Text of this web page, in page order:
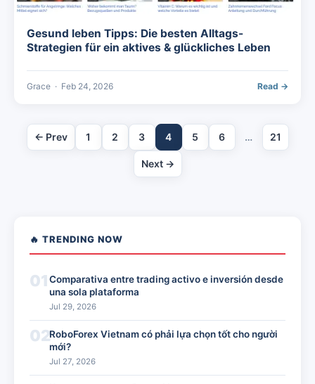
Gesund leben Tipps: Die besten Alltags-
Strategien für ein aktives & glückliches Leben
Grace · Feb 24, 2026 Read →
← Prev 1 2 3 4 5 6 … 21
Next →
🔥 TRENDING NOW
01Comparativa entre trading activo e inversión desde
una sola plataforma
Jul 29, 2026
02RoboForex Vietnam có phải lựa chọn tốt cho người
mới?
Jul 27, 2026